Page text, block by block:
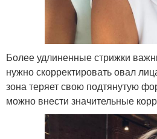
Более удлиненные стрижки
нужно скорректировать овал
зона теряет свою подтянутую
можно внести значительные